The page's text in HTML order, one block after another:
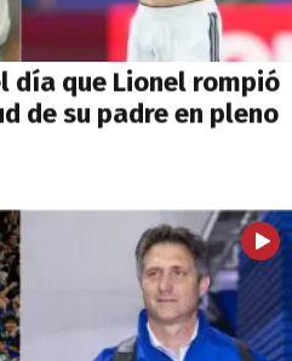
día que Lionel rompió
de su padre en pleno